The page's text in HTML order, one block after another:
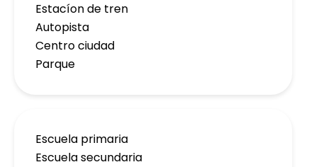
Estacíon de tren
Autopista
Centro ciudad
Parque
Escuela primaria
Escuela secundaria